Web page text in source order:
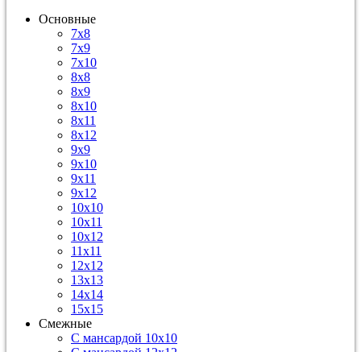
Основные
7х8
7х9
7х10
8х8
8х9
8х10
8х11
8х12
9х9
9х10
9х11
9х12
10х10
10х11
10х12
11х11
12х12
13х13
14х14
15х15
Смежные
С мансардой 10х10